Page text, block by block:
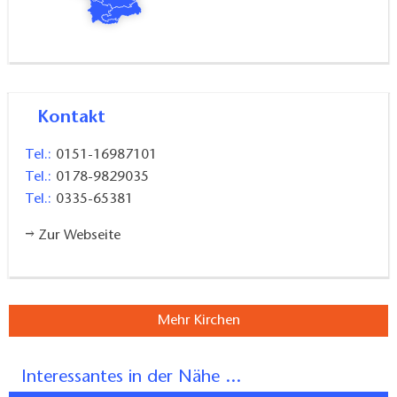
das Deutsche Reich umsiedelten mussten.
Mit seiner Entstehungsgeschichte und Bauweise
Bedeutung als Erinnerungsort für die Situation der
Kriegsgefangenen im 1. Weltkrieges. Zur Geschichte
Ausstellung.
Besuche und Führungen müssen vorab angemeldet
werden
Kontakt
Tel.: 0151-16987101
Tel.: 0178-9829035
Tel.: 0335-65381
Zur Webseite
Mehr Kirchen
Interessantes in der Nähe ...